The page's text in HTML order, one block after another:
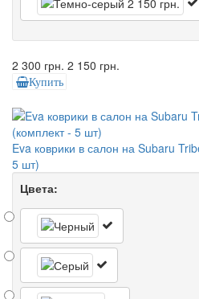
2 300 грн. 2 150 грн.
Купить
Eva коврики в салон на Subaru
5 шт)
Цвета: